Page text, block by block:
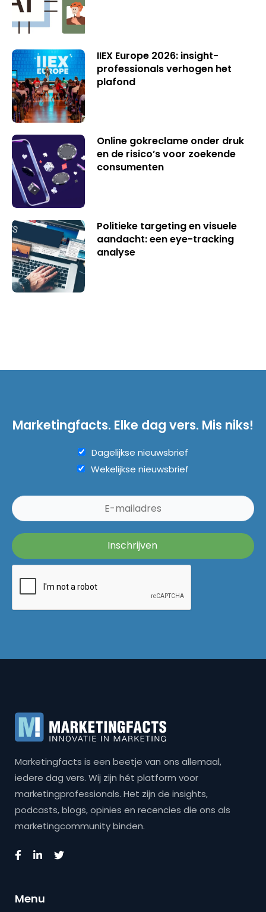
IIEX Europe 2026: insight-
professionals verhogen het
plafond
Online gokreclame onder druk
en de risico’s voor zoekende
consumenten
Politieke targeting en visuele
aandacht: een eye-tracking
analyse
Marketingfacts. Elke dag vers. Mis niks!
Dagelijkse nieuwsbrief
Wekelijkse nieuwsbrief
Marketingfacts is een beetje van ons allemaal,
iedere dag vers. Wij zijn hét platform voor
marketingprofessionals. Het zijn de insights,
podcasts, blogs, opinies en recencies die ons als
marketingcommunity binden.
Menu